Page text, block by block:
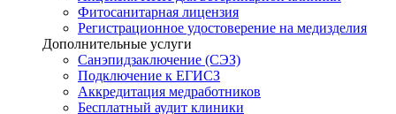
Фитосанитарная лицензия
Регистрационное удостоверение на медизделия
Дополнительные услуги
Санэпидзаключение (СЭЗ)
Подключение к ЕГИСЗ
Аккредитация медработников
Бесплатный аудит клиники